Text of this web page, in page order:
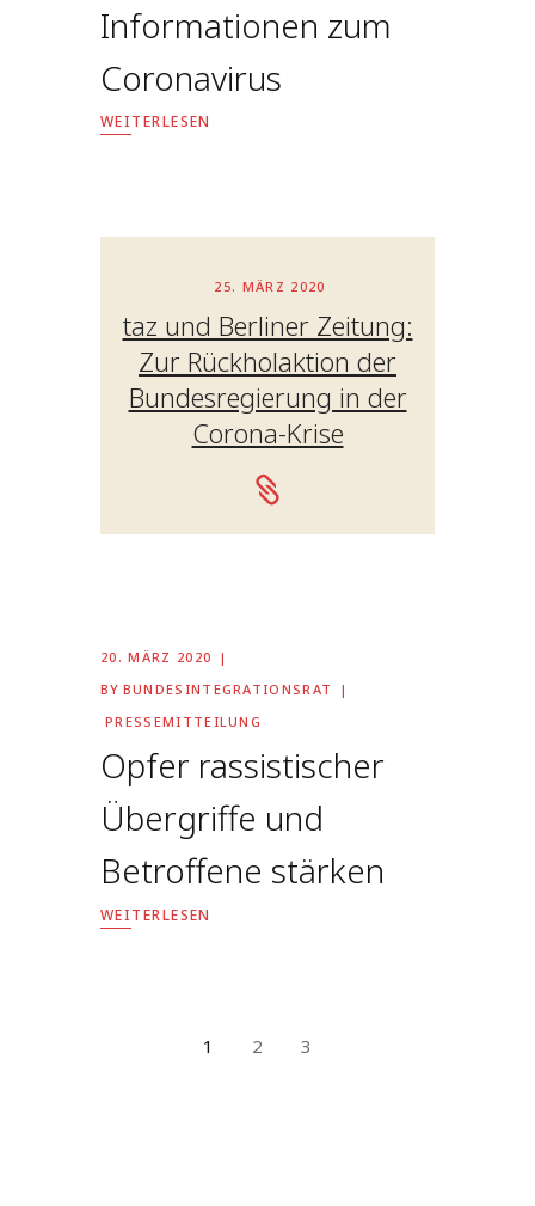
Informationen zum
Coronavirus
WEITERLESEN
25. MÄRZ 2020
taz und Berliner Zeitung:
Zur Rückholaktion der
Bundesregierung in der
Corona-Krise
20. MÄRZ 2020
BY BUNDESINTEGRATIONSRAT
PRESSEMITTEILUNG
Opfer rassistischer
Übergriffe und
Betroffene stärken
WEITERLESEN
1 2 3